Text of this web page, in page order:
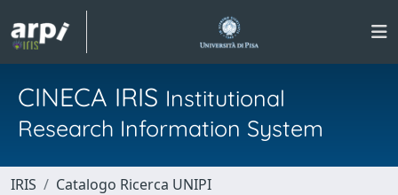
CINECA IRIS Institutional
Research Information System
IRIS
Catalogo Ricerca UNIPI